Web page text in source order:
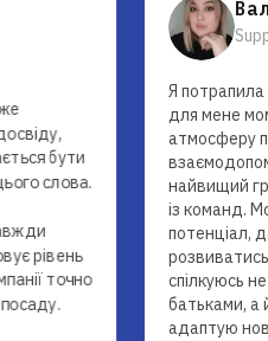
бути
слова.
рівень
точно
Я
для мене
атмосферу
найвищий
із команд.
потенціал,
спілкуюсь
батьками, а
адаптую